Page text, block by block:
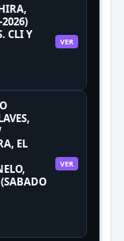
CLI Y
VER
EL
VER